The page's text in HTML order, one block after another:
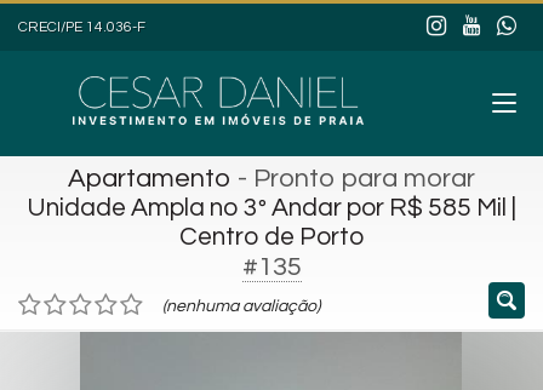
CRECI/PE 14.036-F
Apartamento - Pronto para morar
Unidade Ampla no 3º Andar por R$ 585 Mil |
Centro de Porto
#135
(nenhuma avaliação)